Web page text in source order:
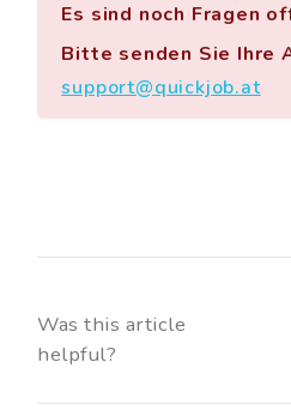
Es sind noch Fragen
Bitte senden Sie Ihre
support@quickjob.at
Was this article
helpful?